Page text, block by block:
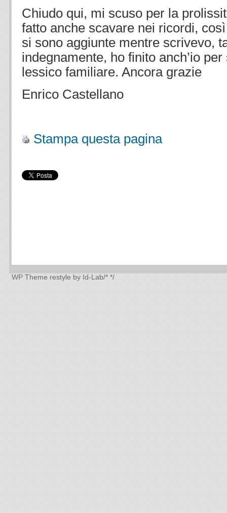
Chiudo qui, mi scuso per la
fatto anche scavare nei ricordi,
si sono aggiunte mentre scrivevo,
indegnamente, ho finito anch’io
lessico familiare. Ancora grazie
Enrico Castellano
Stampa questa pagina
WP Theme restyle by Id-Lab/* */